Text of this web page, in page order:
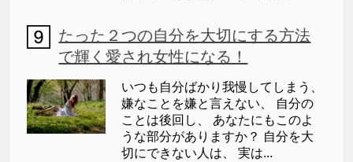
たった２つの自分を大切にする方法
で輝く愛され女性になる！
いつも自分ばかり我慢してしまう、
嫌なことを嫌と言えない、 自分の
ことは後回し、 あなたにもこのよ
うな部分がありますか？ 自分を大
切にできない人は、 実は...